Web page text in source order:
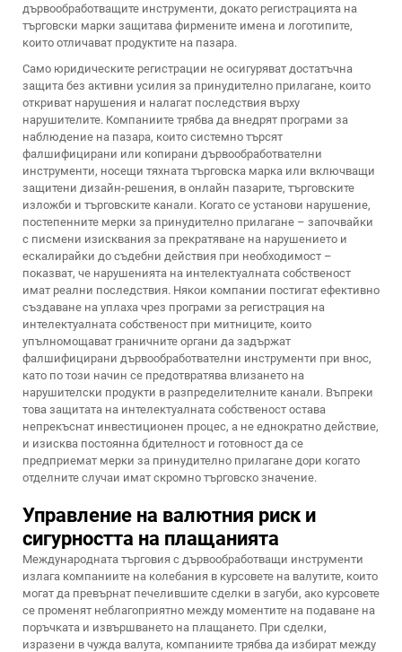
дървообработващите инструменти, докато регистрацията на
търговски марки защитава фирмените имена и логотипите,
които отличават продуктите на пазара.
Само юридическите регистрации не осигуряват достатъчна
защита без активни усилия за принудително прилагане, които
откриват нарушения и налагат последствия върху
нарушителите. Компаниите трябва да внедрят програми за
наблюдение на пазара, които системно търсят
фалшифицирани или копирани дървообработвателни
инструменти, носещи тяхната търговска марка или включващи
защитени дизайн-решения, в онлайн пазарите, търговските
изложби и търговските канали. Когато се установи нарушение,
постепенните мерки за принудително прилагане – започвайки
с писмени изисквания за прекратяване на нарушението и
ескалирайки до съдебни действия при необходимост –
показват, че нарушенията на интелектуалната собственост
имат реални последствия. Някои компании постигат ефективно
създаване на уплаха чрез програми за регистрация на
интелектуалната собственост при митниците, които
упълномощават граничните органи да задържат
фалшифицирани дървообработвателни инструменти при внос,
като по този начин се предотвратява влизането на
нарушителски продукти в разпределителните канали. Въпреки
това защитата на интелектуалната собственост остава
непрекъснат инвестиционен процес, а не еднократно действие,
и изисква постоянна бдителност и готовност да се
предприемат мерки за принудително прилагане дори когато
отделните случаи имат скромно търговско значение.
Управление на валютния риск и
сигурността на плащанията
Международната търговия с дървообработващи инструменти
излага компаниите на колебания в курсовете на валутите, които
могат да превърнат печелившите сделки в загуби, ако курсовете
се променят неблагоприятно между моментите на подаване на
поръчката и извършването на плащането. При сделки,
изразени в чужда валута, компаниите трябва да избират между